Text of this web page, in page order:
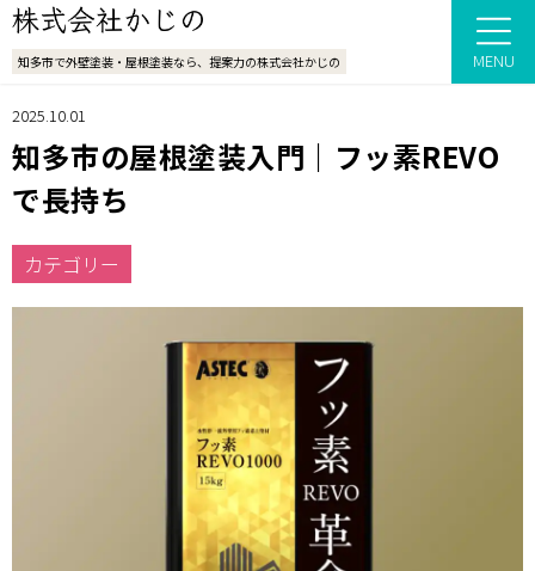
知多市で外壁塗装・屋根塗装なら、提案力の株式会社かじの MENU
2025.10.01
知多市の屋根塗装入門｜フッ素REVO
で長持ち
カテゴリー